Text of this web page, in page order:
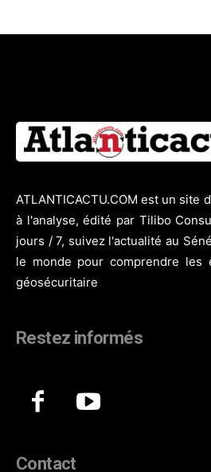
ATLANTICACTU.COM est un site
à l'analyse, édité par Tilibo
jours / 7, suivez l'actualité au
le monde pour comprendre les
géosécuritaire
Restez informés
Contact